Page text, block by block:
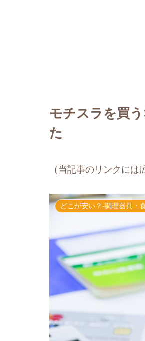
モチスラを買
た
（当記事のリンクには
どこが安い？-調理器具・